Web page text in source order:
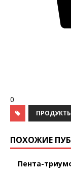
0
ПОХОЖИЕ
Пента-